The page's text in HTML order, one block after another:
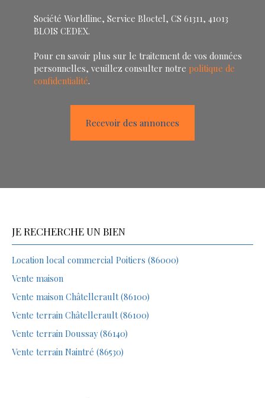
Société Worldline, Service Bloctel, CS 61311, 41013
BLOIS CEDEX.
Pour en savoir plus sur le traitement de vos données
personnelles, veuillez consulter notre politique de
confidentialité.
Recevoir des annonces
JE RECHERCHE UN BIEN
Location local commercial Poitiers (86000)
Vente maison
Vente maison Châtellerault (86100)
Vente terrain Châtellerault (86100)
Vente terrain Doussay (86140)
Vente terrain Naintré (86530)